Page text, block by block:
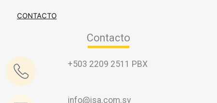
CONTACTO
Contacto
+503 2209 2511 PBX
info@isa.com.sv